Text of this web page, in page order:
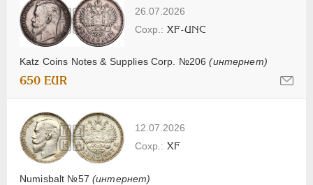
26.07.2026
Katz Coins Notes & Supplies Corp. №206(интернет)
XF-UNC
650 EUR
12.07.2026
Numisbalt №57 (интернет)
XF